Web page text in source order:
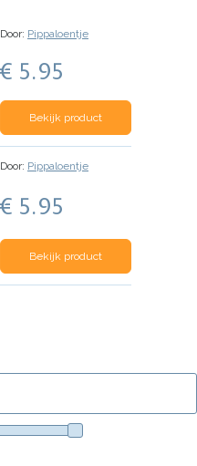
Door: Pippaloentje
€ 5.95
Bekijk product
Door: Pippaloentje
€ 5.95
Bekijk product